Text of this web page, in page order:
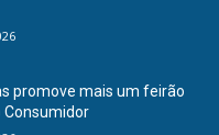
promove mais um feirão
Consumidor